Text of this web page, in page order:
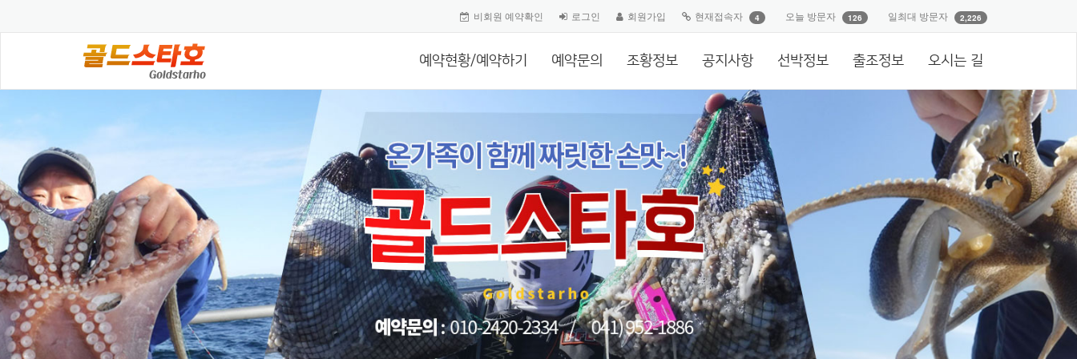
비회원 예약확인 로그인 회원가입 현재접속자 4 오늘 방문자 126 일최대 방문자 2,226
예약현황/예약하기 예약문의 조황정보 공지사항 선박정보 출조정보 오시는 길